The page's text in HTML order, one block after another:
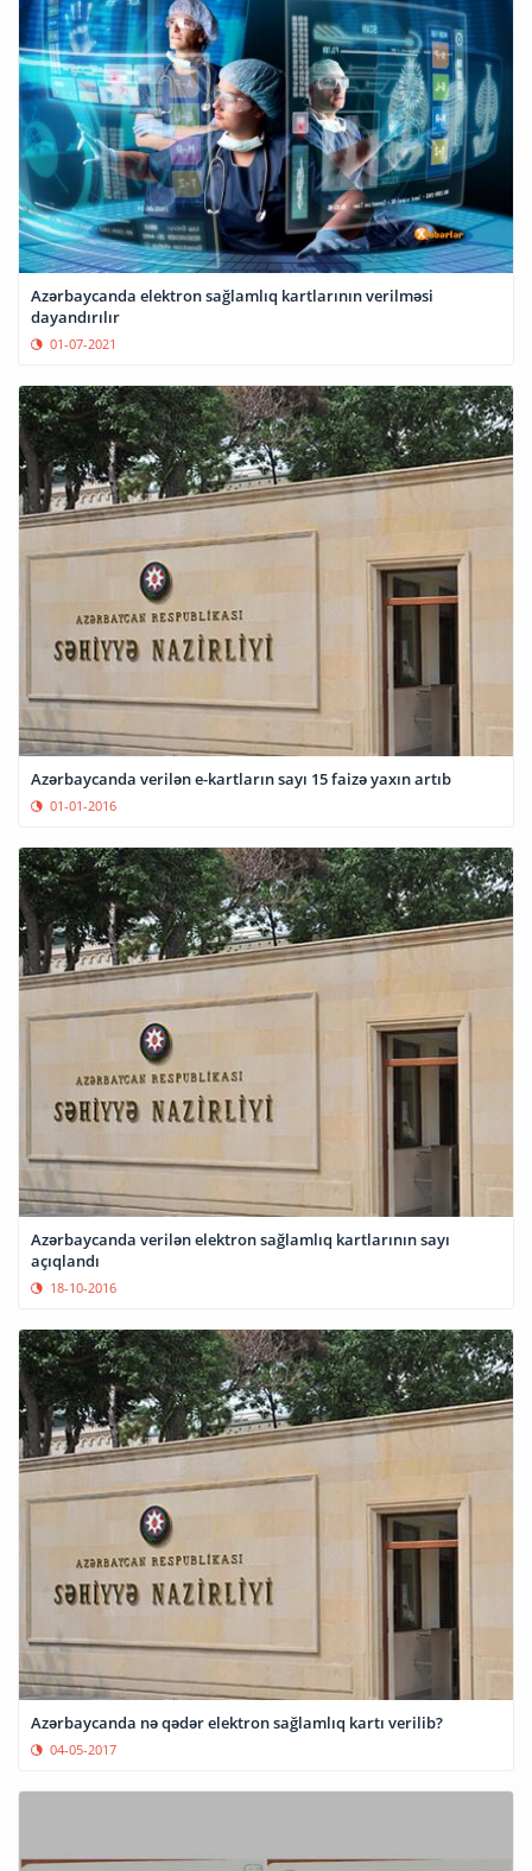
Azərbaycanda elektron sağlamlıq kartlarının verilməsi
dayandırılır
01-07-2021
Azərbaycanda verilən e-kartların sayı 15 faizə yaxın artıb
01-01-2016
Azərbaycanda verilən elektron sağlamlıq kartlarının sayı
açıqlandı
18-10-2016
Azərbaycanda nə qədər elektron sağlamlıq kartı verilib?
04-05-2017